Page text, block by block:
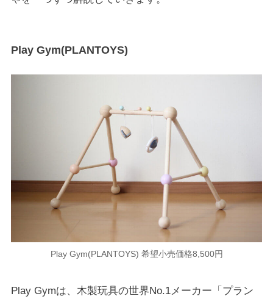
Play Gym(PLANTOYS)
Play Gym(PLANTOYS) 希望小売価格8,500円
Play Gymは、木製玩具の世界No.1メーカー「プラン